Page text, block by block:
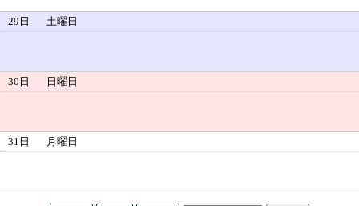
29日 土曜日
30日 日曜日
31日 月曜日